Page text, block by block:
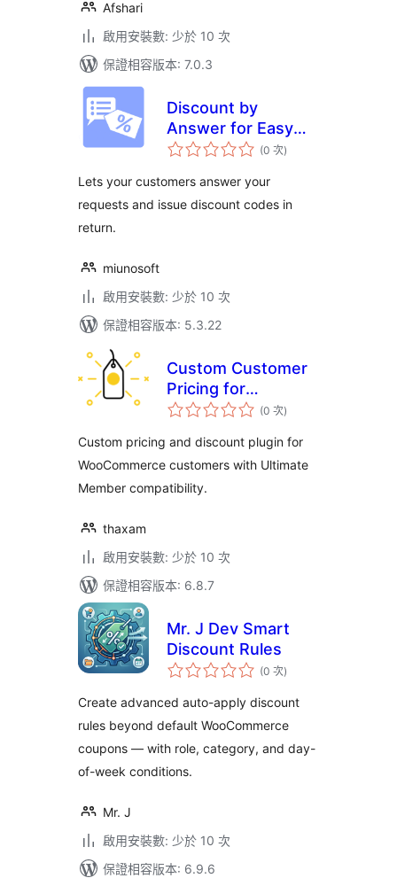
Afshari
啟用安裝數: 少於 10 次
保證相容版本: 7.0.3
Discount by
Answer for Easy
Digital Downloads
(0 次評
分)
Lets your customers answer your
requests and issue discount codes in
return.
miunosoft
啟用安裝數: 少於 10 次
保證相容版本: 5.3.22
Custom Customer
Pricing for
WooCommerce
(0 次評
分
數
)
Custom pricing and discount plugin for
WooCommerce customers with Ultimate
Member compatibility.
thaxam
啟用安裝數: 少於 10 次
保證相容版本: 6.8.7
Mr. J Dev Smart
Discount Rules
(0 次評
分
數
)
Create advanced auto-apply discount
rules beyond default WooCommerce
coupons — with role, category, and day-
of-week conditions.
Mr. J
啟用安裝數: 少於 10 次
保證相容版本: 6.9.6